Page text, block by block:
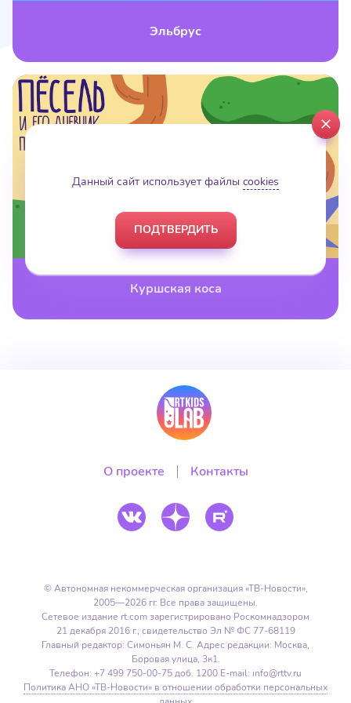
Эльбрус
Куршская коса
О проекте Контакты
© Автономная некоммерческая организация «ТВ-Новости»,
2005—2026 гг. Все права защищены.
Сетевое издание rt.com зарегистрировано Роскомнадзором
21 декабря 2016 г., свидетельство Эл № ФС 77-68119
Главный редактор: Симоньян М. С. Адрес редакции: Москва,
Боровая улица, 3к1.
Телефон: +7 499 750-00-75 доб. 1200 E-mail: info@rttv.ru
Политика АНО «ТВ-Новости» в отношении обработки персональных
close
Данный сайт использует файлы cookies
ПОДТВЕРДИТЬ